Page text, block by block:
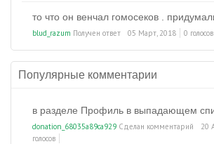
то что он венчал гомосеков .
blud_razum Получен ответ 05 Март, 2018 0 голосов
Популярные комментарии
в разделе Профиль в выпадающем
donation_68035a89ca929 Сделан комментарий 20
голосов